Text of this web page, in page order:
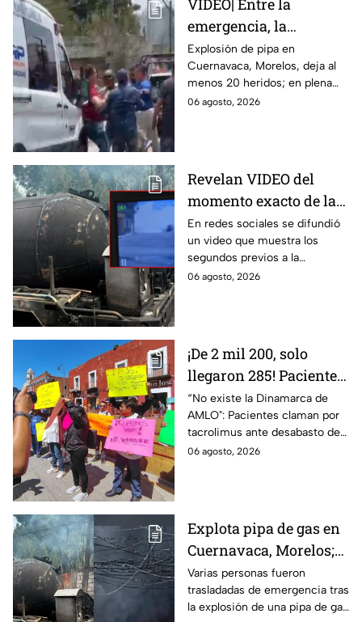
VIDEO| Entre la
emergencia, la
desesperación y el
llanto de un niño;
adultos desatan pelea
tras explosión de pipa
Explosión de pipa en
Cuernavaca, Morelos, deja al
menos 20 heridos; en plena
emergencia, dos hombres
06 agosto, 2026
Revelan VIDEO del
momento exacto de la
explosión de pipa de
gas en Cuernavaca,
Morelos
En redes sociales se difundió
un video que muestra los
segundos previos a la
explosión de una pipa de gas
06 agosto, 2026
¡De 2 mil 200, solo
llegaron 285! Pacientes
claman por
medicamentos ante
desabasto en IMSS
Puebla
“No existe la Dinamarca de
AMLO": Pacientes claman por
tacrolimus ante desabasto de
medicamentos en hospital del
06 agosto, 2026
Explota pipa de gas en
Cuernavaca, Morelos;
se reportan más de 20
personas con
quemaduras
Varias personas fueron
trasladadas de emergencia tras
la explosión de una pipa de gas